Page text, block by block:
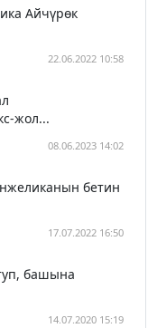
Айчүрөк
22.06.2022 10:58
жол...
08.06.2023 14:02
бетин
17.07.2022 16:50
башына
14.07.2020 15:19